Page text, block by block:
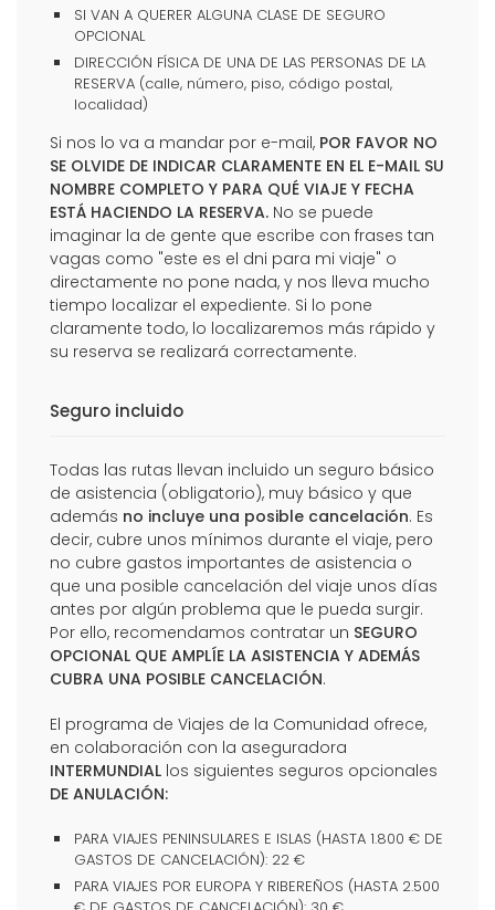
SI VAN A QUERER ALGUNA CLASE DE SEGURO
OPCIONAL
DIRECCIÓN FÍSICA DE UNA DE LAS PERSONAS DE LA
RESERVA (calle, número, piso, código postal,
localidad)
Si nos lo va a mandar por e-mail, POR FAVOR NO
SE OLVIDE DE INDICAR CLARAMENTE EN EL E-MAIL SU
NOMBRE COMPLETO Y PARA QUÉ VIAJE Y FECHA
ESTÁ HACIENDO LA RESERVA. No se puede
imaginar la de gente que escribe con frases tan
vagas como "este es el dni para mi viaje" o
directamente no pone nada, y nos lleva mucho
tiempo localizar el expediente. Si lo pone
claramente todo, lo localizaremos más rápido y
su reserva se realizará correctamente.
Seguro incluido
Todas las rutas llevan incluido un seguro básico
de asistencia (obligatorio), muy básico y que
además no incluye una posible cancelación. Es
decir, cubre unos mínimos durante el viaje, pero
no cubre gastos importantes de asistencia o
que una posible cancelación del viaje unos días
antes por algún problema que le pueda surgir.
Por ello, recomendamos contratar un SEGURO
OPCIONAL QUE AMPLÍE LA ASISTENCIA Y ADEMÁS
CUBRA UNA POSIBLE CANCELACIÓN.
El programa de Viajes de la Comunidad ofrece,
en colaboración con la aseguradora
INTERMUNDIAL los siguientes seguros opcionales
DE ANULACIÓN:
PARA VIAJES PENINSULARES E ISLAS (HASTA 1.800 € DE
GASTOS DE CANCELACIÓN): 22 €
PARA VIAJES POR EUROPA Y RIBEREÑOS (HASTA 2.500